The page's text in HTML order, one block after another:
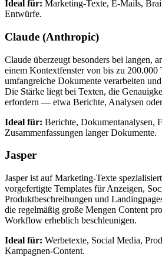
Ideal für: Marketing-Texte, E-Mails,
Entwürfe.
Claude (Anthropic)
Claude überzeugt besonders bei langen,
einem Kontextfenster von bis zu 200.000
umfangreiche Dokumente verarbeiten
Die Stärke liegt bei Texten, die
erfordern — etwa Berichte, Analysen
Ideal für: Berichte, Dokumentanalysen,
Zusammenfassungen langer Dokumente.
Jasper
Jasper ist auf Marketing-Texte
vorgefertigte Templates für Anzeigen,
Produktbeschreibungen und
die regelmäßig große Mengen Content
Workflow erheblich beschleunigen.
Ideal für: Werbetexte, Social Media,
Kampagnen-Content.